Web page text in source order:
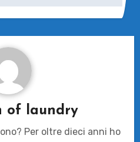
of laundry
Per oltre dieci anni ho